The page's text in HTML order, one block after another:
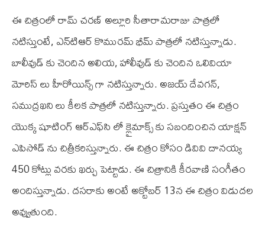
ఈ చిత్రంలో రామ్ చరణ్ అల్లూరి సీతారామరాజు పాత్రలో
నటిస్తుంటే, ఎన్‌టి‌ఆర్ కొమురమ్ భీమ్ పాత్రలో నటిస్తున్నాడు.
బాలీవుడ్ కు చెందిన అలియ, హాలీవుడ్ కు చెందిన ఒలివియా
మోరిస్ లు హీరోయిన్స్ గా నటిస్తున్నారు. అజయ్ దేవగన్,
సముద్రఖని లు కీలక పాత్రలో నటిస్తున్నారు. ప్రస్తుతం ఈ చిత్రం
యొక్క షూటింగ్ ఆర్‌ఎఫ్‌సి లో క్లైమాక్స్ కు సబందించిన యాక్షన్
ఎపిసోడ్ ను చిత్రీకరిస్తున్నారు. ఈ చిత్రం కోసం డి‌వి‌వి దానయ్య
450 కోట్లు వరకు ఖర్చు పెట్టాడు. ఈ చిత్రానికి కీరవాణి సంగీతం
అందిస్తున్నాడు. దసరాకు అంటే అక్టోబర్ 13న ఈ చిత్రం విడుదల
అవ్వుతుంది.